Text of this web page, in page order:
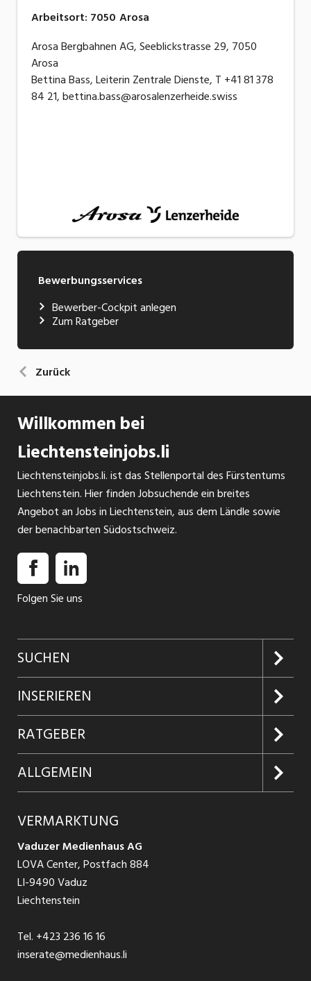
Arbeitsort: 7050 Arosa
Arosa Bergbahnen AG, Seeblickstrasse 29, 7050
Arosa
Bettina Bass, Leiterin Zentrale Dienste, T +41 81 378
84 21, bettina.bass@arosalenzerheide.swiss
Bewerbungsservices
Bewerber-Cockpit anlegen
Zum Ratgeber
Zurück
Willkommen bei
Liechtensteinjobs.li
Liechtensteinjobs.li. ist das Stellenportal des Fürstentums
Liechtenstein. Hier finden Jobsuchende ein breites
Angebot an Jobs in Liechtenstein, aus dem Ländle sowie
der benachbarten Südostschweiz.
Folgen Sie uns
SUCHEN
Jobs suchen
Jobabo
Firmen entdecken
Jobs in Graubünden
Jobs in St. Gallen
Jobs in Glarus
Jobs in der Südostschweiz
Temporär Jobs
INSERIEREN
Kundenlogin
Inserieren
Produkte
Schnittstelle
RATGEBER
Glossar
Ratgeber Bewerbung / Rekrutierung
ALLGEMEIN
AGB
Datenschutzbestimmungen
Nutzungsbedingungen
Impressum
VERMARKTUNG
Vaduzer Medienhaus AG
LOVA Center, Postfach 884
LI-9490 Vaduz
Liechtenstein
Tel. +423 236 16 16
inserate@medienhaus.li